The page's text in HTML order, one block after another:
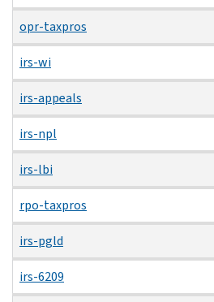
opr-taxpros
irs-wi
irs-appeals
irs-npl
irs-lbi
rpo-taxpros
irs-pgld
irs-6209